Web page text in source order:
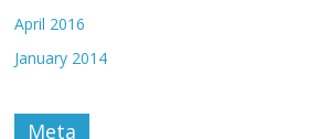
April 2016
January 2014
Meta